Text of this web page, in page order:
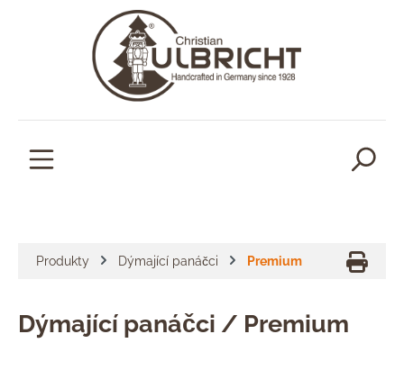
Produkty Dýmající panáčci Premium
Dýmající panáčci / Premium